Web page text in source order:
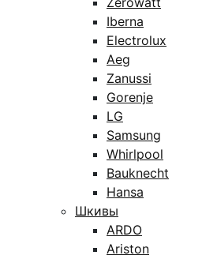
Iberna
Electrolux
Aeg
Zanussi
Gorenje
LG
Samsung
Whirlpool
Bauknecht
Hansa
Шкивы
ARDO
Ariston